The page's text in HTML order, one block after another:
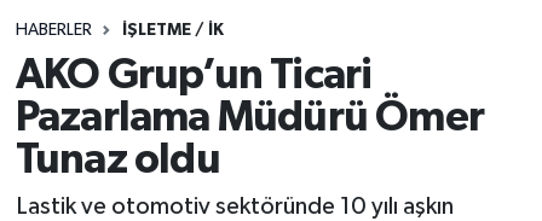
HABERLER İŞLETME / İK
AKO Grup’un Ticari
Pazarlama Müdürü Ömer
Tunaz oldu
Lastik ve otomotiv sektöründe 10 yılı aşkın
RÖPORTAJ
YOLCU TAŞIMA
LOJİSTİK
E-GAZETE
Tüm Manşetler
Son Dakika Haberleri
Haber Arşivi